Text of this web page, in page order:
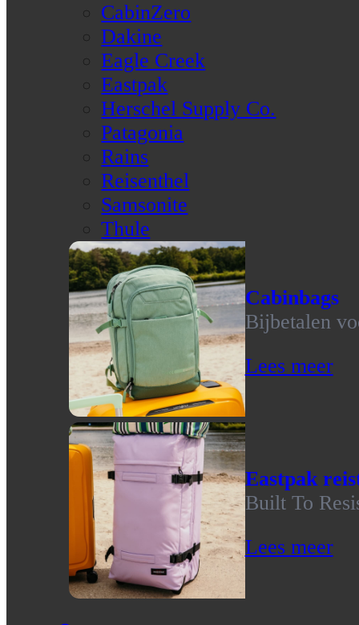
CabinZero
Dakine
Eagle Creek
Eastpak
Herschel Supply Co.
Patagonia
Rains
Reisenthel
Samsonite
Thule
Cabinbags
Bijbetalen
Lees meer
Eastpak
Built To
Lees meer